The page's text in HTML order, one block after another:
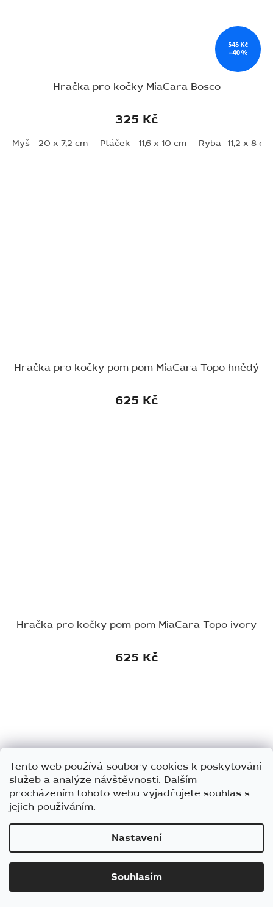
Tento web používá soubory cookies k poskytování
služeb a analýze návštěvnosti. Dalším
procházením tohoto webu vyjadřujete souhlas s
jejich používáním.
Nastavení
Souhlasím
545 Kč
–40 %
Hračka pro kočky MiaCara Bosco
325 Kč
Myš - 20 x 7,2 cm Ptáček - 11,6 x 10 cm Ryba -11,2 x 8 cm
Hračka pro kočky pom pom MiaCara Topo hnědý
625 Kč
Hračka pro kočky pom pom MiaCara Topo ivory
625 Kč
Interaktivní miska pro kočky MiaCara Pesce
béžová